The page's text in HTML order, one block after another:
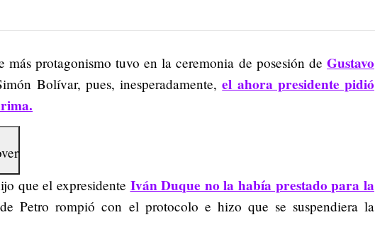
más protagonismo tuvo en la ceremonia de posesión de Gustavo
Bolívar, pues, inesperadamente,el ahora presidente pidió
que el expresidente Iván Duque no la había prestado para la
Petro rompió con el protocolo e hizo que se suspendiera la